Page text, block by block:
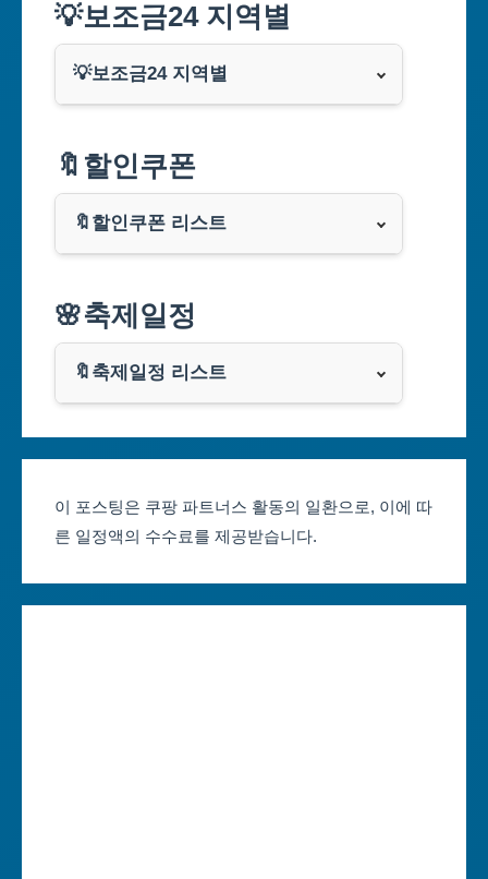
💡보조금24 지역별
💡보조금24 지역별
부산광역시
대구광역시
인천광역시
광주광역시
대전광역시
🔖할인쿠폰
🔖할인쿠폰 리스트
쿠팡
클룩
🌸축제일정
🔖축제일정 리스트
대구축제 일정
인천축제 일정
이 포스팅은 쿠팡 파트너스 활동의 일환으로, 이에 따
른 일정액의 수수료를 제공받습니다.